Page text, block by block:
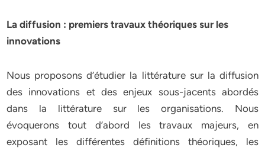
La diffusion : premiers travaux théoriques sur les
innovations
Nous proposons d’étudier la littérature sur la diffusion
des innovations et des enjeux sous-jacents abordés
dans la littérature sur les organisations. Nous
évoquerons tout d’abord les travaux majeurs, en
exposant les différentes définitions théoriques, les